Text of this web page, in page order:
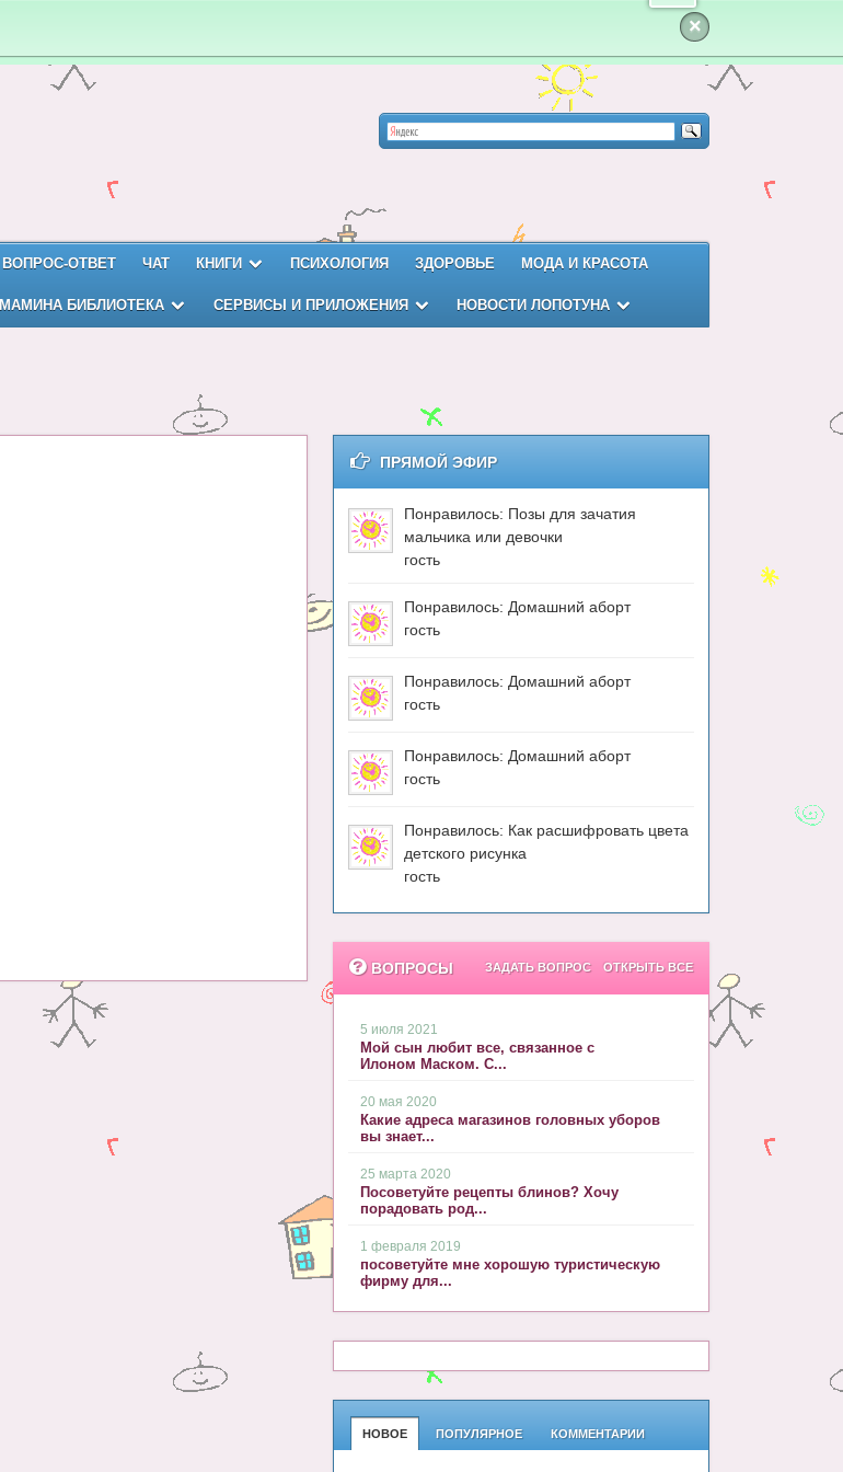
×
ВОПРОС-ОТВЕТ ЧАТ КНИГИ ПСИХОЛОГИЯ ЗДОРОВЬЕ МОДА И КРАСОТА
МАМИНА БИБЛИОТЕКА СЕРВИСЫ И ПРИЛОЖЕНИЯ НОВОСТИ ЛОПОТУНА
ПРЯМОЙ ЭФИР
Понравилось: Позы для зачатия
мальчика или девочки
гость
Понравилось: Домашний аборт
гость
Понравилось: Домашний аборт
гость
Понравилось: Домашний аборт
гость
Понравилось: Как расшифровать цвета
детского рисунка
гость
ВОПРОСЫ ОТКРЫТЬ ВСЕ
ЗАДАТЬ ВОПРОС
5 июля 2021
Мой сын любит все, связанное с
Илоном Маском. С...
20 мая 2020
Какие адреса магазинов головных уборов
вы знает...
25 марта 2020
Посоветуйте рецепты блинов? Хочу
порадовать род...
1 февраля 2019
посоветуйте мне хорошую туристическую
фирму для...
НОВОЕ ПОПУЛЯРНОЕ КОММЕНТАРИИ